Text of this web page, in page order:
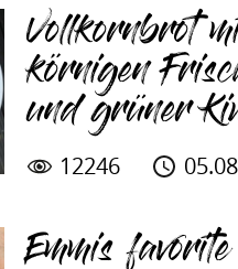
Vollkornbrot
körnigen
und grüner
12246
Emmis